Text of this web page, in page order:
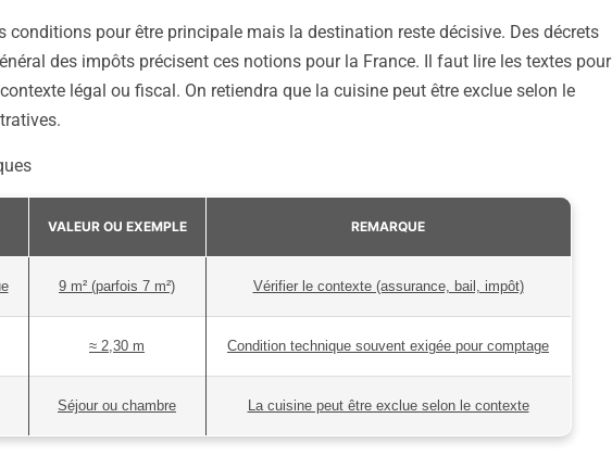
conditions pour être principale mais la destination reste décisive. Des décrets
des impôts précisent ces notions pour la France. Il faut lire les textes pour
légal ou fiscal. On retiendra que la cuisine peut être exclue selon le
VALEUR OU EXEMPLE REMARQUE
9 m² (parfois 7 m²) Vérifier le contexte (assurance, bail, impôt)
≈ 2,30 m Condition technique souvent exigée pour comptage
Séjour ou chambre La cuisine peut être exclue selon le contexte